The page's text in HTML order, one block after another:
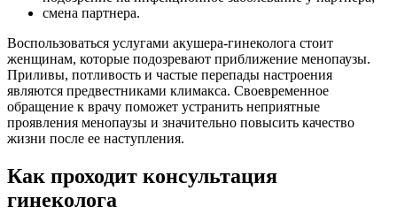
смена партнера.
Воспользоваться услугами акушера-гинеколога стоит
женщинам, которые подозревают приближение менопаузы.
Приливы, потливость и частые перепады настроения
являются предвестниками климакса. Своевременное
обращение к врачу поможет устранить неприятные
проявления менопаузы и значительно повысить качество
жизни после ее наступления.
Как проходит консультация
гинеколога